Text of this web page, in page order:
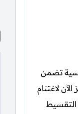
تضمن
لاغتنام
التقسيط